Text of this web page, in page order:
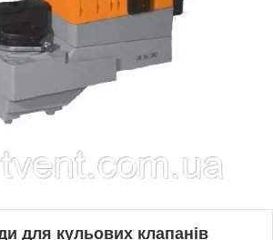
для кульових клапанів